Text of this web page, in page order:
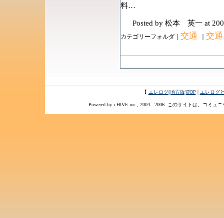
料…
Posted by 松本 英一 at
カテゴリーフォルダ｜ 交通 交
【 エレログ(地方版)TOP | エレログ
Powered by i-HIVE inc., 2004 - 2006. このサイトは、コミュ